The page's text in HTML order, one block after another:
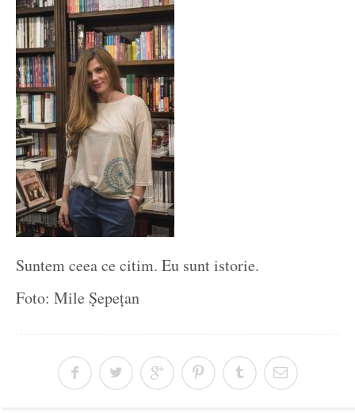
Suntem ceea ce citim. Eu sunt istorie.
Foto: Mile Șepețan